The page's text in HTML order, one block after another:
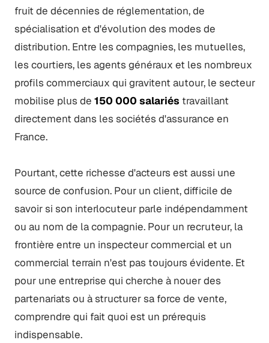
fruit de décennies de réglementation, de
spécialisation et d'évolution des modes de
distribution. Entre les compagnies, les mutuelles,
les courtiers, les agents généraux et les nombreux
profils commerciaux qui gravitent autour, le secteur
mobilise plus de 150 000 salariés travaillant
directement dans les sociétés d'assurance en
France.
Pourtant, cette richesse d'acteurs est aussi une
source de confusion. Pour un client, difficile de
savoir si son interlocuteur parle indépendamment
ou au nom de la compagnie. Pour un recruteur, la
frontière entre un inspecteur commercial et un
commercial terrain n'est pas toujours évidente. Et
pour une entreprise qui cherche à nouer des
partenariats ou à structurer sa force de vente,
comprendre qui fait quoi est un prérequis
indispensable.